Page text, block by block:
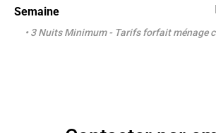
Semaine
• 3 Nuits Minimum - Tarifs forfait ménage